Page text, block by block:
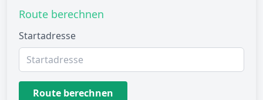
Route berechnen
Startadresse
Route berechnen